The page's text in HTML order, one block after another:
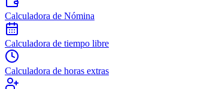
Calculadora de Nómina
Calculadora de tiempo libre
Calculadora de horas extras